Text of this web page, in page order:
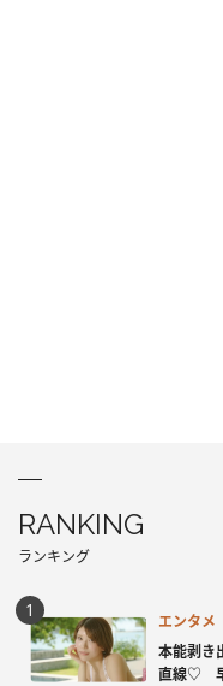
RANKING
ランキング
エンタメ
本能剥き
直線♡ 早